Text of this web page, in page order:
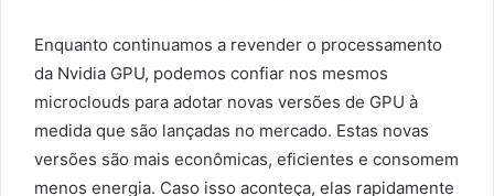
Enquanto continuamos a revender o processamento
da Nvidia GPU, podemos confiar nos mesmos
microclouds para adotar novas versões de GPU à
medida que são lançadas no mercado. Estas novas
versões são mais econômicas, eficientes e consomem
menos energia. Caso isso aconteça, elas rapidamente